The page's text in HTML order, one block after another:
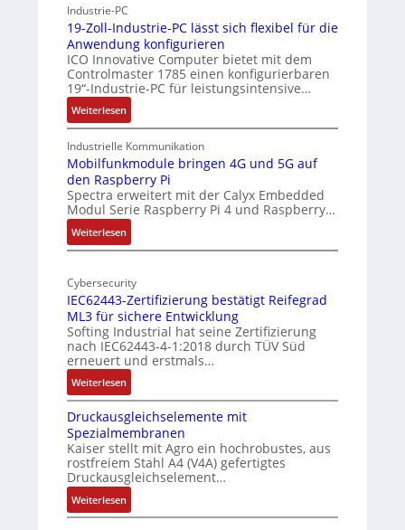
t
e
k
t
r
s
i
c
a
-
A
I
a
n
e
d
g
e
Industrie-PC
19-Zoll-Industrie-PC lässt sich flexibel für die
Anwendung konfigurieren
ICO Innovative Computer bietet mit dem
Controlmaster 1785 einen konfigurierbaren
19“-Industrie-PC für leistungsintensive…
Weiterlesen:
1
9
-
Z
o
l
l
-
n
d
u
s
t
r
i
e
-
P
C
l
ä
s
s
Industrielle Kommunikation
Mobilfunkmodule bringen 4G und 5G auf
den Raspberry Pi
Spectra erweitert mit der Calyx Embedded
Modul Serie Raspberry Pi 4 und Raspberry…
Weiterlesen:
M
b
i
l
f
u
n
k
m
o
d
u
l
e
b
Cybersecurity
IEC62443-Zertifizierung bestätigt Reifegrad
ML3 für sichere Entwicklung
Softing Industrial hat seine Zertifizierung
nach IEC62443-4-1:2018 durch TÜV Süd
erneuert und erstmals…
Weiterlesen:
I
E
C
6
2
4
4
3
Druckausgleichselemente mit
Spezialmembranen
Kaiser stellt mit Agro ein hochrobustes, aus
rostfreiem Stahl A4 (V4A) gefertigtes
Druckausgleichselement…
Weiterlesen:
D